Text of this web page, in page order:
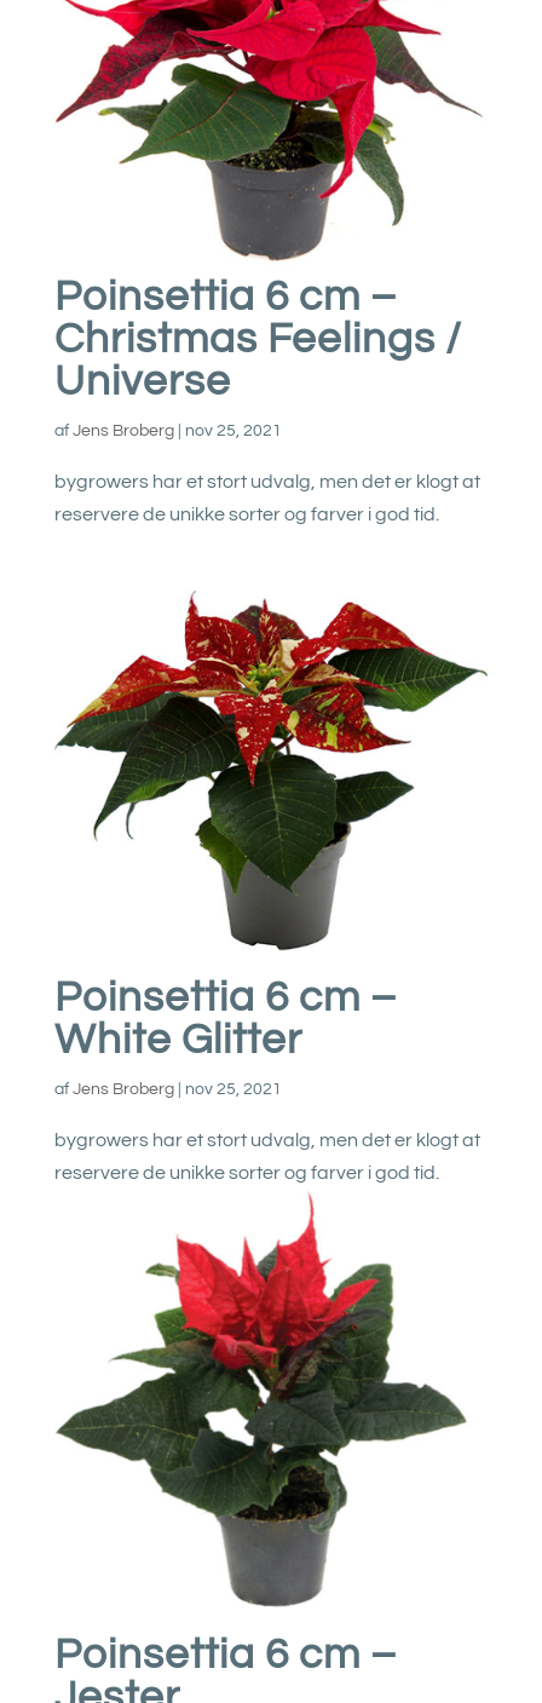
Poinsettia 6 cm –
Christmas Feelings /
Universe
af Jens Broberg| nov 25, 2021
bygrowers har et stort udvalg, men det er klogt at
reservere de unikke sorter og farver i god tid.
Poinsettia 6 cm –
White Glitter
af Jens Broberg| nov 25, 2021
bygrowers har et stort udvalg, men det er klogt at
reservere de unikke sorter og farver i god tid.
Poinsettia 6 cm –